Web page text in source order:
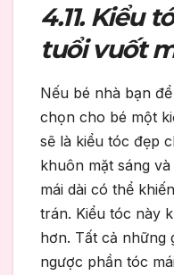
4.11. Kiểu
tuổi vuốt
Nếu bé nhà bạn
chọn cho bé một
sẽ là kiểu tóc đẹp
khuôn mặt sáng
mái dài có thể
trán. Kiểu tóc này
hơn. Tất cả những
ngược phần tóc